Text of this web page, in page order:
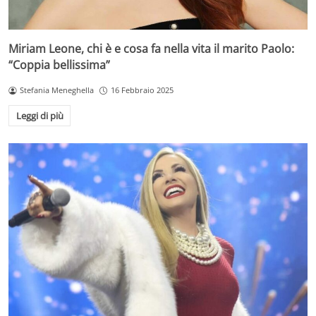
Miriam Leone, chi è e cosa fa nella vita il marito Paolo:
“Coppia bellissima”
Stefania Meneghella 16 Febbraio 2025
Leggi di più